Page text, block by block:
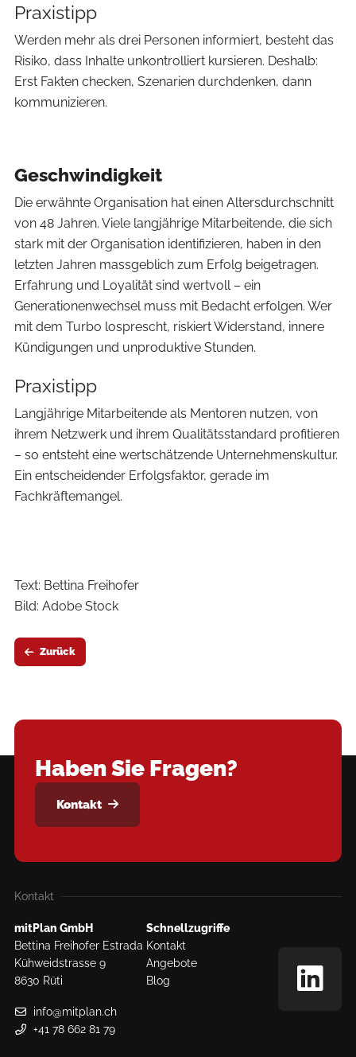
Praxistipp
Werden mehr als drei Personen informiert, besteht das
Risiko, dass Inhalte unkontrolliert kursieren. Deshalb:
Erst Fakten checken, Szenarien durchdenken, dann
kommunizieren.
Geschwindigkeit
Die erwähnte Organisation hat einen Altersdurchschnitt
von 48 Jahren. Viele langjährige Mitarbeitende, die sich
stark mit der Organisation identifizieren, haben in den
letzten Jahren massgeblich zum Erfolg beigetragen.
Erfahrung und Loyalität sind wertvoll – ein
Generationenwechsel muss mit Bedacht erfolgen. Wer
mit dem Turbo losprescht, riskiert Widerstand, innere
Kündigungen und unproduktive Stunden.
Praxistipp
Langjährige Mitarbeitende als Mentoren nutzen, von
ihrem Netzwerk und ihrem Qualitätsstandard profitieren
– so entsteht eine wertschätzende Unternehmenskultur.
Ein entscheidender Erfolgsfaktor, gerade im
Fachkräftemangel.
Text: Bettina Freihofer
Bild: Adobe Stock
Zurück
Haben Sie Fragen?
Kontakt
Kontakt
mitPlan GmbH
Bettina Freihofer Estrada
Kühweidstrasse 9
8630 Rüti
info@mitplan.ch
+41 78 662 81 79
Schnellzugriffe
Kontakt
Angebote
Blog